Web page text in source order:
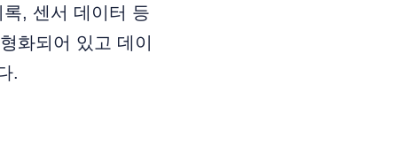
, 센서 데이터 등
화되어 있고 데이
.